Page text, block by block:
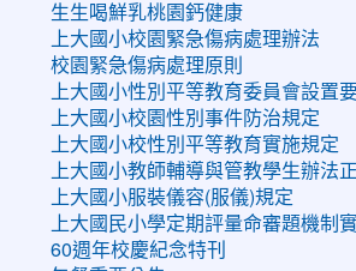
生生喝鮮乳桃園鈣健康
上大國小校園緊急傷病處理辦法
校園緊急傷病處理原則
上大國小性別平等教育委員會設置
上大國小校園性別事件防治規定
上大國小校性別平等教育實施規定
上大國小教師輔導與管教學生辦法
上大國小服裝儀容(服儀)規定
上大國民小學定期評量命審題機制
60週年校慶紀念特刊